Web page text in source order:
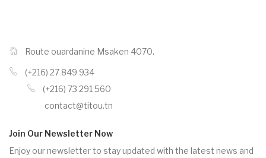
Route ouardanine Msaken 4070.
(+216) 27 849 934
(+216) 73 291 560
contact@titou.tn
Join Our Newsletter Now
Enjoy our newsletter to stay updated with the latest news and